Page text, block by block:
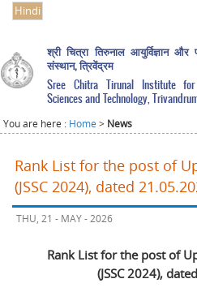
Hindi
श्री चित्रा तिरुनाल आयुर्विज्ञान और
संस्थान, त्रिवेंद्रम
Sree Chitra Tirunal Institute
Sciences and Technology,
You are here : Home > News
Rank List for the post of
(JSSC 2024), dated
THU, 21 - MAY - 2026
Rank List for the post of
(JSSC 2024),